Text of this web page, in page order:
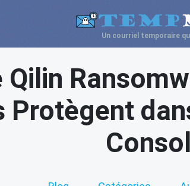
Un courriel temporaire
Qilin
Protègent